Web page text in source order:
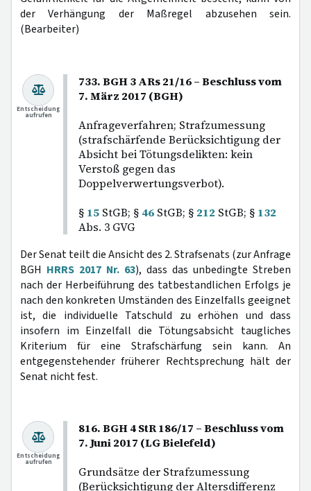
der Verhängung der Maßregel abzusehen sein.
(Bearbeiter)
733. BGH 3 ARs 21/16 – Beschluss vom
7. März 2017 (BGH)
Anfrageverfahren; Strafzumessung
(strafschärfende Berücksichtigung der
Absicht bei Tötungsdelikten: kein
Verstoß gegen das
Doppelverwertungsverbot).
§ 15 StGB; § 46 StGB; § 212 StGB; § 132
Abs. 3 GVG
Entscheidung
aufrufen
Der Senat teilt die Ansicht des 2. Strafsenats (zur Anfrage
BGH HRRS 2017 Nr. 63), dass das unbedingte Streben
nach der Herbeiführung des tatbestandlichen Erfolgs je
nach den konkreten Umständen des Einzelfalls geeignet
ist, die individuelle Tatschuld zu erhöhen und dass
insofern im Einzelfall die Tötungsabsicht taugliches
Kriterium für eine Strafschärfung sein kann. An
entgegenstehender früherer Rechtsprechung hält der
Senat nicht fest.
816. BGH 4 StR 186/17 – Beschluss vom
7. Juni 2017 (LG Bielefeld)
Grundsätze der Strafzumessung
(Berücksichtigung der Altersdifferenz
Entscheidung
aufrufen